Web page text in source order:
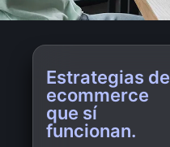
Estrategias de
ecommerce
que sí
funcionan.